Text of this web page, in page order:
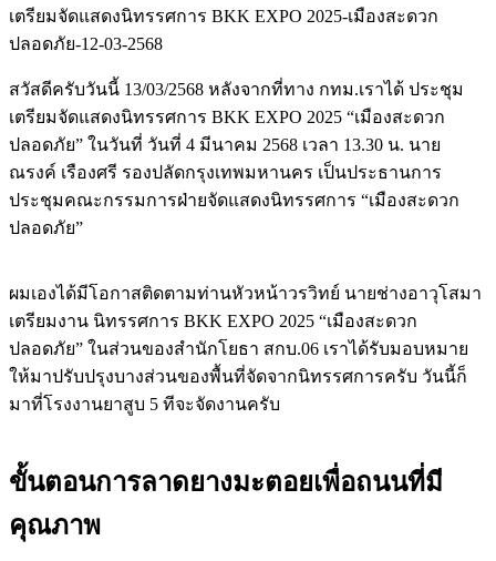
เตรียมจัดแสดงนิทรรศการ BKK EXPO 2025-เมืองสะดวก
ปลอดภัย-12-03-2568
สวัสดีครับวันนี้ 13/03/2568 หลังจากที่ทาง กทม.เราได้ ประชุม
เตรียมจัดแสดงนิทรรศการ BKK EXPO 2025 “เมืองสะดวก
ปลอดภัย” ในวันที่ วันที่ 4 มีนาคม 2568 เวลา 13.30 น. นาย
ณรงค์ เรืองศรี รองปลัดกรุงเทพมหานคร เป็นประธานการ
ประชุมคณะกรรมการฝ่ายจัดแสดงนิทรรศการ “เมืองสะดวก
ปลอดภัย”
ผมเองได้มีโอกาสติดตามท่านหัวหน้าวรวิทย์ นายช่างอาวุโสมา
เตรียมงาน นิทรรศการ BKK EXPO 2025 “เมืองสะดวก
ปลอดภัย” ในส่วนของสำนักโยธา สกบ.06 เราได้รับมอบหมาย
ให้มาปรับปรุงบางส่วนของพื้นที่จัดจากนิทรรศการครับ วันนี้ก็
มาที่โรงงานยาสูบ 5 ทีจะจัดงานครับ
ขั้นตอนการลาดยางมะตอยเพื่อถนนที่มี
คุณภาพ